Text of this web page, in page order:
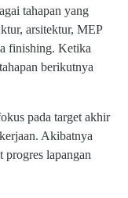
tahapan yang
arsitektur, MEP
finishing. Ketika
berikutnya
pada target akhir
Akibatnya
progres lapangan